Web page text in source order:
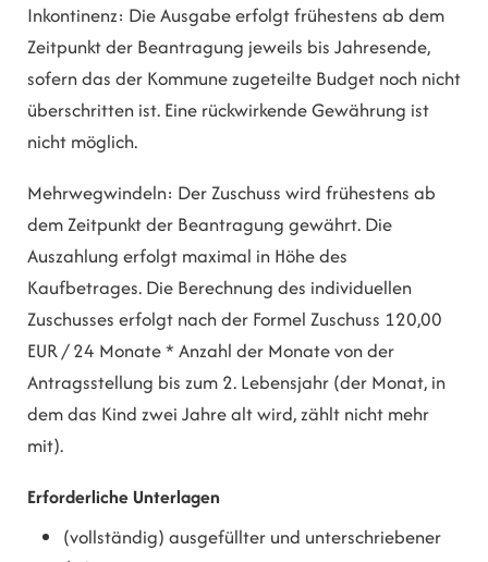
Inkontinenz: Die Ausgabe erfolgt frühestens ab dem
Zeitpunkt der Beantragung jeweils bis Jahresende,
sofern das der Kommune zugeteilte Budget noch nicht
überschritten ist. Eine rückwirkende Gewährung ist
nicht möglich.
Mehrwegwindeln: Der Zuschuss wird frühestens ab
dem Zeitpunkt der Beantragung gewährt. Die
Auszahlung erfolgt maximal in Höhe des
Kaufbetrages. Die Berechnung des individuellen
Zuschusses erfolgt nach der Formel Zuschuss 120,00
EUR / 24 Monate * Anzahl der Monate von der
Antragsstellung bis zum 2. Lebensjahr (der Monat, in
dem das Kind zwei Jahre alt wird, zählt nicht mehr
mit).
Erforderliche Unterlagen
(vollständig) ausgefüllter und unterschriebener